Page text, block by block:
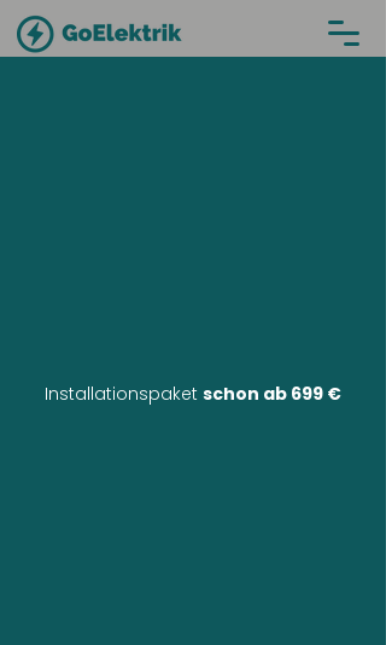
Installationspaket schon ab 699 €